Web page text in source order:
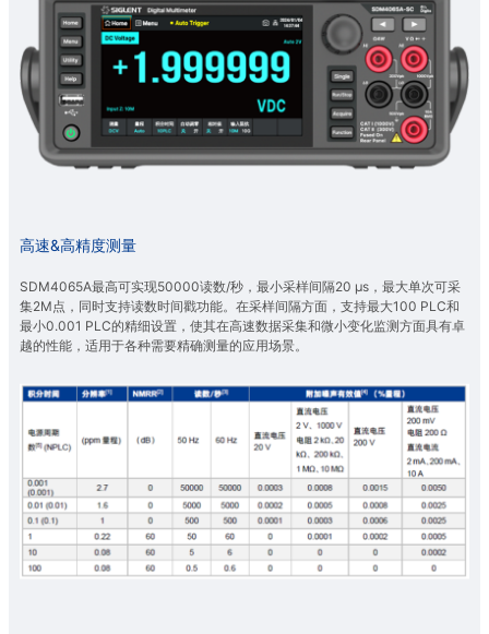
高速&高精度测量
SDM4065A最高可实现50000读数/秒，最小采样间隔20 μs，最大单次可采
集2M点，同时支持读数时间戳功能。在采样间隔方面，支持最大100 PLC和
最小0.001 PLC的精细设置，使其在高速数据采集和微小变化监测方面具有卓
越的性能，适用于各种需要精确测量的应用场景。